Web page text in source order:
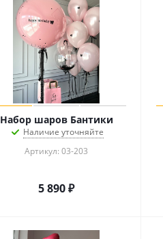
Набор шаров Бантики
Наличие уточняйте
Артикул: 03-203
5 890₽